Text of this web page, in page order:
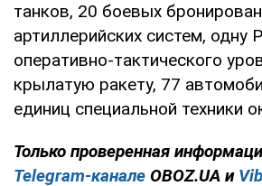
танков, 20 боевых
артиллерийских систем,
оперативно-тактического
крылатую ракету, 77
единиц специальной техники
Только проверенная
Telegram-канале OBOZ.UA и